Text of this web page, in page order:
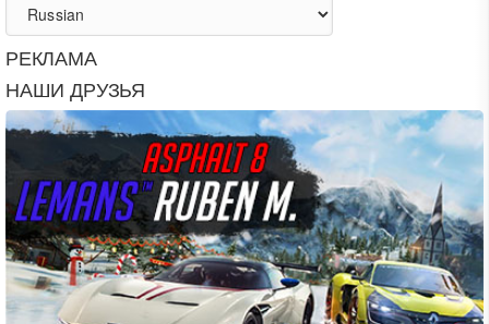
РЕКЛАМА
НАШИ ДРУЗЬЯ